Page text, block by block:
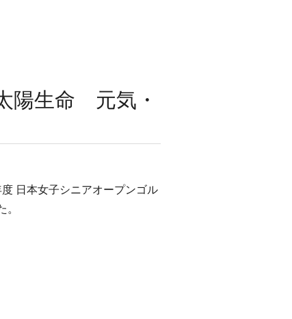
陽生命 元気・
日本女子シニアオープンゴル
。